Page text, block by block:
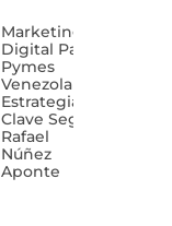
Marketing
Digital Para
Pymes
Venezolanas:
Estrategias
Clave Según
Rafael
Núñez
Aponte